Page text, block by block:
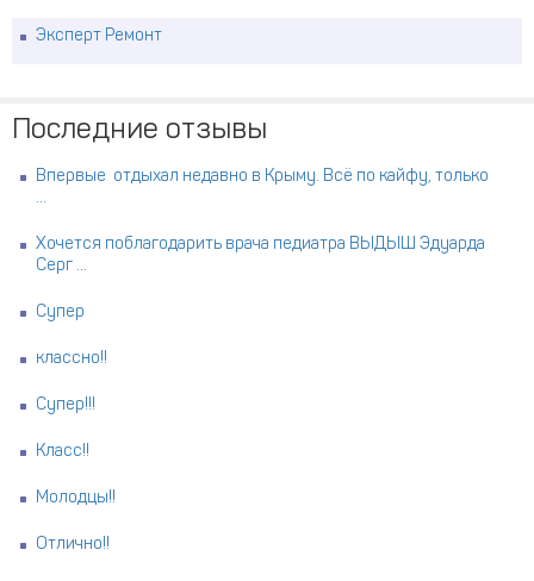
Эксперт Ремонт
Последние отзывы
Впервые отдыхал недавно в Крыму. Всё по кайфу, только
...
Хочется поблагодарить врача педиатра ВЫДЫШ Эдуарда
Серг ...
Супер
классно!!
Супер!!!
Класс!!
Молодцы!!
Отлично!!